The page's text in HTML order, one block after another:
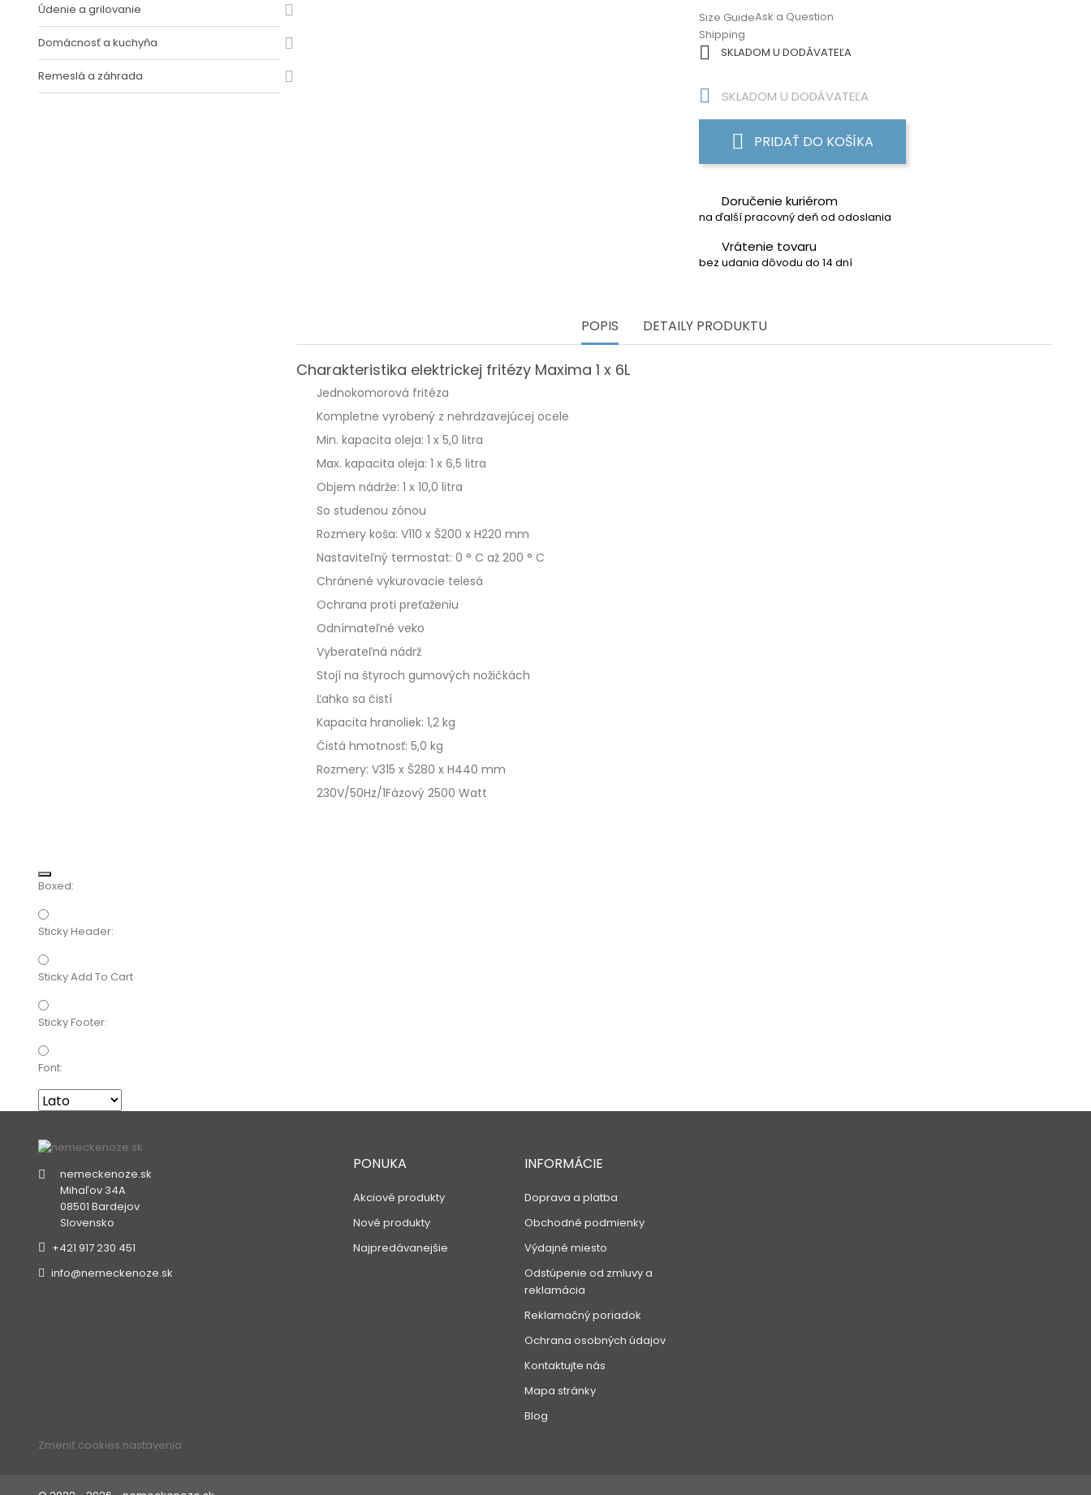
Údenie a grilovanie
Domácnosť a kuchyňa
Remeslá a záhrada
Size Guide
Shipping
Ask a Question
 SKLADOM U DODÁVATEĽA
 SKLADOM U DODÁVATEĽA
PRIDAŤ DO KOŠÍKA
Doručenie kuriérom
na ďalší pracovný deň od odoslania
Vrátenie tovaru
bez udania dôvodu do 14 dní
POPIS DETAILY PRODUKTU
Charakteristika elektrickej fritézy Maxima 1 x 6L
Jednokomorová fritéza
Kompletne vyrobený z nehrdzavejúcej ocele
Min. kapacita oleja: 1 x 5,0 litra
Max. kapacita oleja: 1 x 6,5 litra
Objem nádrže: 1 x 10,0 litra
So studenou zónou
Rozmery koša: V110 x Š200 x H220 mm
Nastaviteľný termostat: 0 ° C až 200 ° C
Chránené vykurovacie telesá
Ochrana proti preťaženiu
Odnímateľné veko
Vyberateľná nádrž
Stojí na štyroch gumových nožičkách
Ľahko sa čistí
Kapacita hranoliek: 1,2 kg
Čistá hmotnosť: 5,0 kg
Rozmery: V315 x Š280 x H440 mm
230V/50Hz/1Fázový 2500 Watt
Boxed:
Sticky Header:
Sticky Add To Cart
Sticky Footer:
Font:
nemeckenoze.sk
Mihaľov 34A
08501 Bardejov
Slovensko
+421 917 230 451
info@nemeckenoze.sk
PONUKA
Akciové produkty
Nové produkty
Najpredávanejšie
INFORMÁCIE
Doprava a platba
Obchodné podmienky
Výdajné miesto
Odstúpenie od zmluvy a
reklamácia
Reklamačný poriadok
Ochrana osobných údajov
Kontaktujte nás
Mapa stránky
Blog
Zmeniť cookies nastavenia